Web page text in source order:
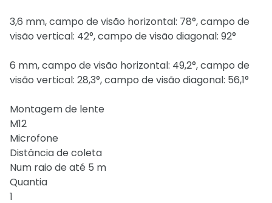
3,6 mm, campo de visão horizontal: 78°, campo de
visão vertical: 42°, campo de visão diagonal: 92°
6 mm, campo de visão horizontal: 49,2°, campo de
visão vertical: 28,3°, campo de visão diagonal: 56,1°
Montagem de lente
M12
Microfone
Distância de coleta
Num raio de até 5 m
Quantia
1